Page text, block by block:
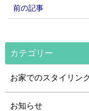
前の記事
カテゴリー
お家でのスタイリン
お知らせ